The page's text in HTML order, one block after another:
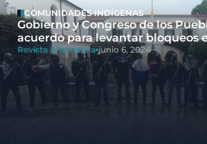
COMUNIDADES INDÍGENAS
Gobierno y Congreso de los
acuerdo para levantar bloqueos
Revista Alternativa junio 6, 2024